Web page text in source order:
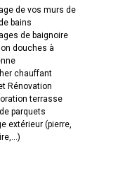
de vos murs de
bains
de baignoire
douches à
chauffant
Rénovation
terrasse
parquets
extérieur (pierre,